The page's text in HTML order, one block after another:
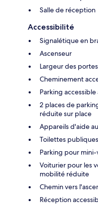
Salle de réception
Accessibilité
Signalétique en
Ascenseur
Largeur des portes
Cheminement
Parking
2 places de
réduite sur place
Appareils d'aide
Toilettes
Parking pour
Voiturier pour les
mobilité réduite
Chemin vers
Réception